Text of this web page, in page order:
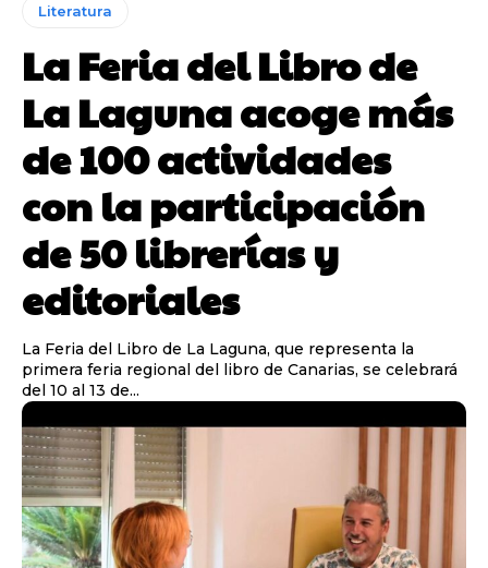
Literatura
La Feria del Libro de
La Laguna acoge más
de 100 actividades
con la participación
de 50 librerías y
editoriales
La Feria del Libro de La Laguna, que representa la
primera feria regional del libro de Canarias, se celebrará
del 10 al 13 de...